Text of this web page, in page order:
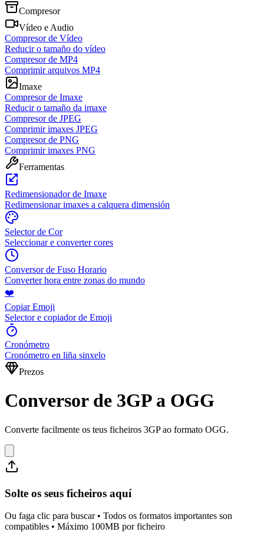
Compresor
Vídeo e Audio
Compresor de Vídeo
Reducir o tamaño do vídeo
Compresor de MP4
Comprimir arquivos MP4
Imaxe
Compresor de Imaxe
Reducir o tamaño da imaxe
Compresor de JPEG
Comprimir imaxes JPEG
Compresor de PNG
Comprimir imaxes PNG
Ferramentas
Redimensionador de Imaxe
Redimensionar imaxes a calquera dimensión
Selector de Cor
Seleccionar e converter cores
Conversor de Fuso Horario
Converter hora entre zonas do mundo
❤️
Copiar Emoji
Selector e copiador de Emoji
Cronómetro
Cronómetro en liña sinxelo
Prezos
Conversor de 3GP a OGG
Converte facilmente os teus ficheiros 3GP ao formato OGG.
Solte os seus ficheiros aquí
Ou faga clic para buscar • Todos os formatos importantes son
compatibles • Máximo 100MB por ficheiro